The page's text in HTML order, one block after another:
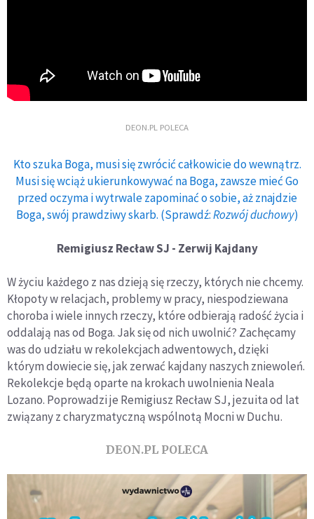
DEON.PL POLECA
Kto szuka Boga, musi się zwrócić całkowicie do wewnątrz.
Musi się wciąż ukierunkowywać na Boga, zawsze mieć Go
przed oczyma i wytrwale zapominać o sobie, aż znajdzie
Boga, swój prawdziwy skarb. (Sprawdź:Rozwój duchowy)
Remigiusz Recław SJ - Zerwij Kajdany
W życiu każdego z nas dzieją się rzeczy, których nie chcemy.
Kłopoty w relacjach, problemy w pracy, niespodziewana
choroba i wiele innych rzeczy, które odbierają radość życia i
oddalają nas od Boga. Jak się od nich uwolnić? Zachęcamy
was do udziału w rekolekcjach adwentowych, dzięki
którym dowiecie się, jak zerwać kajdany naszych zniewoleń.
Rekolekcje będą oparte na krokach uwolnienia Neala
Lozano. Poprowadzi je Remigiusz Recław SJ, jezuita od lat
związany z charyzmatyczną wspólnotą Mocni w Duchu.
DEON.PL POLECA